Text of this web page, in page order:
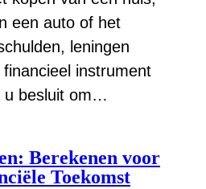
een auto of het
leningen
instrument
u besluit om…
Berekenen voor
Toekomst